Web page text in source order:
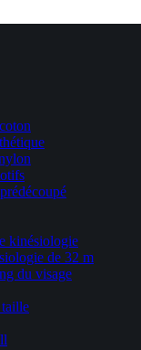
kinésiologie
de 32 m
du visage